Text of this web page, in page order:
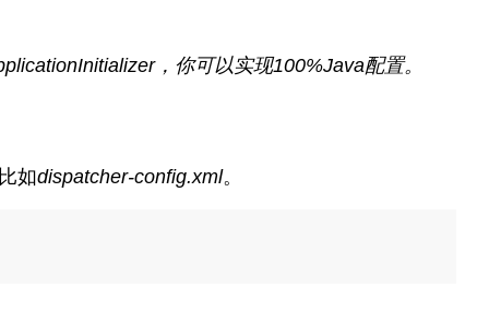
，你可以实现100%Java配置。
如dispatcher-config.xml。